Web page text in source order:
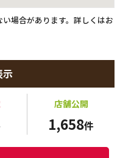
場合があります。詳しくはお
示
店舗公開
1,658件